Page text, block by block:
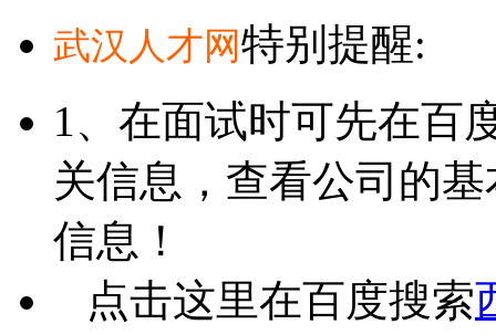
武汉人才网特别提醒:
1、在面试时可先在百
关信息，查看公司的
信息！
点击这里在百度搜索